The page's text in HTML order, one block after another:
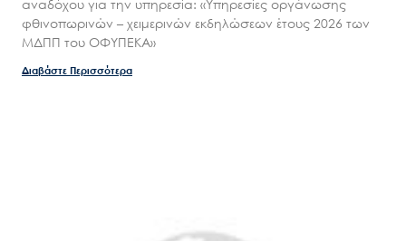
αναδόχου για την υπηρεσία: «Υπηρεσίες οργάνωσης
φθινοπωρινών – χειμερινών εκδηλώσεων έτους 2026 των
ΜΔΠΠ του ΟΦΥΠΕΚΑ»
Διαβάστε Περισσότερα